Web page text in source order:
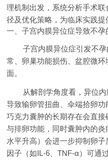
理机制出发，系统分析手术
径及优化策略，为临床实践提
一、子宫内膜异位症导致不孕
子宫内膜异位症引发不
常、卵巢功能损伤、盆腔微
面。
从解剖学角度看，异位
导致输卵管扭曲、伞端拾卵
巧克力囊肿的长期存在会直
与排卵功能，同时囊肿内的
水平升高）会进一步抑制卵
因子（如IL-6、TNF-α）可通